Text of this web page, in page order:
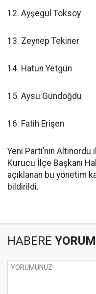
12. Ayşegül Toksoy
13. Zeynep Tekiner
14. Hatun Yetgün
15. Aysu Gündoğdu
16. Fatih Erişen
Yeni Parti’nin Altınordu
Kurucu İlçe Başkanı
açıklanan bu yönetim
bildirildi.
HABERE